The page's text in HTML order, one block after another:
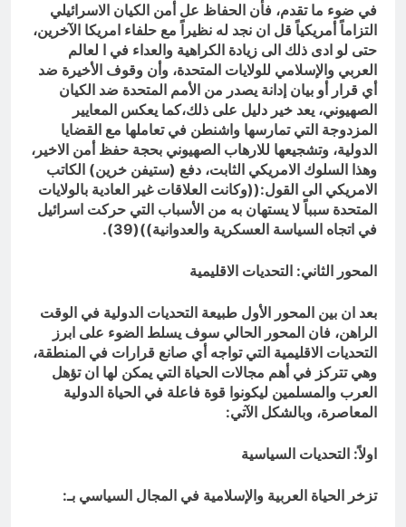
في ضوء ما تقدم، فأن الحفاظ عل أمن الكيان الاسرائيلي
التزاماً أمريكياً قل ان نجد له نظيراً مع حلفاء امريكا الآخرين،
حتى لو ادى ذلك الى زيادة الكراهية والعداء في ا لعالم
العربي والإسلامي للولايات المتحدة، وأن وقوف الأخيرة ضد
أي قرار أو بيان إدانة يصدر من الأمم المتحدة ضد الكيان
الصهيوني، يعد خير دليل على ذلك،كما يعكس المعايير
المزدوجة التي تمارسها واشنطن في تعاملها مع القضايا
الدولية، وتشجيعها للارهاب الصهيوني بحجة حفظ أمن الاخير،
وهذا السلوك الامريكي الثابت، دفع (ستيفن خرين) الكاتب
الامريكي الى القول:((وكانت العلاقات غير العادية بالولايات
المتحدة سبباً لا يستهان به من الأسباب التي حركت اسرائيل
في اتجاه السياسة العسكرية والعدوانية))(39).
المحور الثاني: التحديات الاقليمية
بعد ان بين المحور الأول طبيعة التحديات الدولية في الوقت
الراهن، فان المحور الحالي سوف يسلط الضوء على ابرز
التحديات الاقليمية التي تواجه أي صانع قرارات في المنطقة،
وهي تتركز في أهم مجالات الحياة التي يمكن لها ان تؤهل
العرب والمسلمين ليكونوا قوة فاعلة في الحياة الدولية
المعاصرة، وبالشكل الآتي:
اولاً: التحديات السياسية
تزخر الحياة العربية والإسلامية في المجال السياسي بـ: